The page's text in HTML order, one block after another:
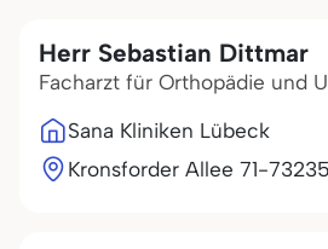
Herr Sebastian Dittmar
Facharzt für Orthopädie und
Sana Kliniken Lübeck
Kronsforder Allee 71-73